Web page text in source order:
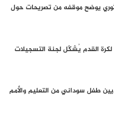
يوضح موقفه من تصريحات حول
لكرة القدم يُشكّل لجنة التسجيلات
تحرم 8 ملايين طفل سوداني من التعليم والأمم